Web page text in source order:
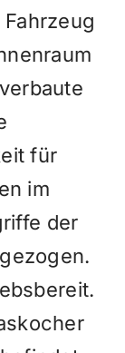
für
im
der